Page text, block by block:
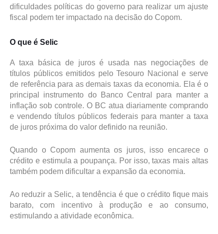
dificuldades políticas do governo para realizar um ajuste
fiscal podem ter impactado na decisão do Copom.
O que é Selic
A taxa básica de juros é usada nas negociações de
títulos públicos emitidos pelo Tesouro Nacional e serve
de referência para as demais taxas da economia. Ela é o
principal instrumento do Banco Central para manter a
inflação sob controle. O BC atua diariamente comprando
e vendendo títulos públicos federais para manter a taxa
de juros próxima do valor definido na reunião.
Quando o Copom aumenta os juros, isso encarece o
crédito e estimula a poupança. Por isso, taxas mais altas
também podem dificultar a expansão da economia.
Ao reduzir a Selic, a tendência é que o crédito fique mais
barato, com incentivo à produção e ao consumo,
estimulando a atividade econômica.